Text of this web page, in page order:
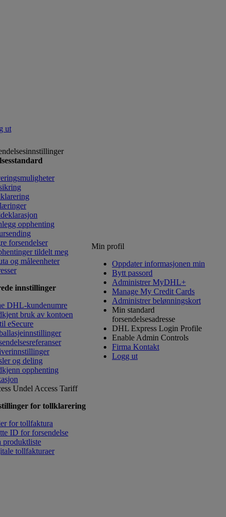
ut
opphenting
forsendelser
tildelt meg
og måleenheter
innstillinger
DHL-kundenumre
bruk av kontoen
eSecure
og deling
opphenting
Undel Access Tariff
for tollklarering
for tollfaktura
ID for forsendelse
produktliste
tollfakturaer
Min profil
Oppdater informasjonen min
Bytt passord
Administrer MyDHL+
Manage My Credit Cards
Administrer belønningskort
Min standard
forsendelsesadresse
DHL Express Login Profile
Enable Admin Controls
Firma Kontakt
Logg ut